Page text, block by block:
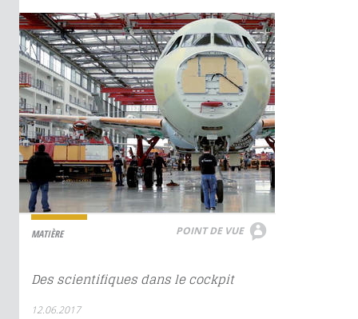
MATIÈRE POINT DE VUE
Des scientifiques dans le cockpit
12.06.2017